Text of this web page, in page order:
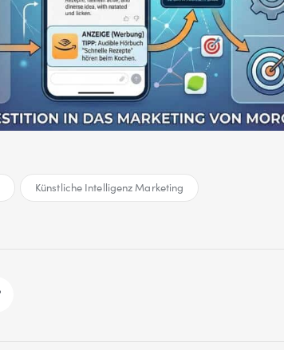
Künstliche Intelligenz Marketing